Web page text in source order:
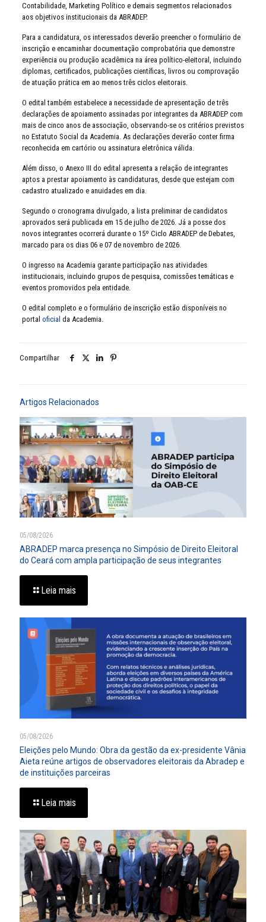
Contabilidade, Marketing Político e demais segmentos relacionados
aos objetivos institucionais da ABRADEP.
Para a candidatura, os interessados deverão preencher o formulário de
inscrição e encaminhar documentação comprobatória que demonstre
experiência ou produção acadêmica na área político-eleitoral, incluindo
diplomas, certificados, publicações científicas, livros ou comprovação
de atuação prática em ao menos três ciclos eleitorais.
O edital também estabelece a necessidade de apresentação de três
declarações de apoiamento assinadas por integrantes da ABRADEP com
mais de cinco anos de associação, observando-se os critérios previstos
no Estatuto Social da Academia. As declarações deverão conter firma
reconhecida em cartório ou assinatura eletrônica válida.
Além disso, o Anexo III do edital apresenta a relação de integrantes
aptos a prestar apoiamento às candidaturas, desde que estejam com
cadastro atualizado e anuidades em dia.
Segundo o cronograma divulgado, a lista preliminar de candidatos
aprovados será publicada em 15 de julho de 2026. Já a posse dos
novos integrantes ocorrerá durante o 15º Ciclo ABRADEP de Debates,
marcado para os dias 06 e 07 de novembro de 2026.
O ingresso na Academia garante participação nas atividades
institucionais, incluindo grupos de pesquisa, comissões temáticas e
eventos promovidos pela entidade.
O edital completo e o formulário de inscrição estão disponíveis no
portal oficial da Academia.
Compartilhar
Artigos Relacionados
05/08/2026
ABRADEP marca presença no Simpósio de Direito Eleitoral
do Ceará com ampla participação de seus integrantes
Leia mais
05/08/2026
Eleições pelo Mundo: Obra da gestão da ex-presidente Vânia
Aieta reúne artigos de observadores eleitorais da Abradep e
de instituições parceiras
Leia mais